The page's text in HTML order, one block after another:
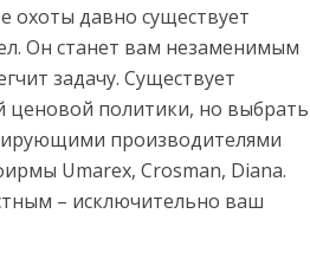
охоты давно существует
Он станет вам незаменимым
задачу. Существует
ценовой политики, но выбрать
производителями
Umarex, Crosman, Diana.
– исключительно ваш